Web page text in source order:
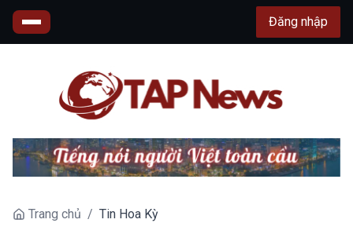
Đăng nhập
Trang chủ / Tin Hoa Kỳ